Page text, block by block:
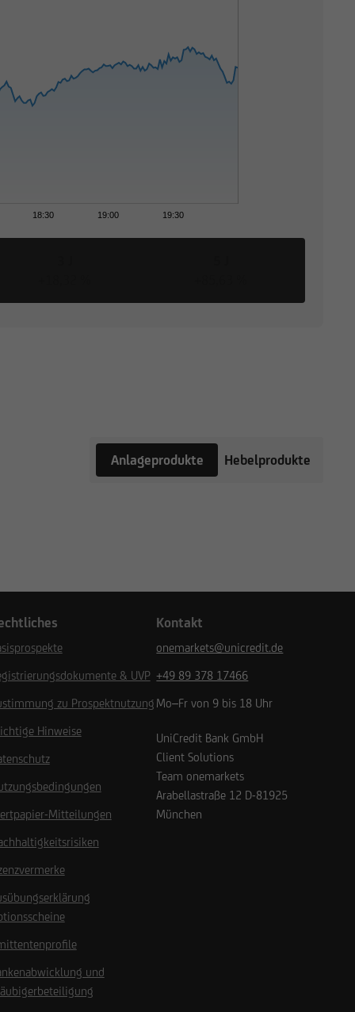
18:30 19:00 19:30
Anlageprodukte Hebelprodukte
& UVP
zu Prospektnutzung
Hinweise
Mitteilungen
und
Kontakt
onemarkets@unicredit.de
+49 89 378 17466
Mo–Fr von 9 bis 18 Uhr
UniCredit Bank GmbH
Client Solutions
Team onemarkets
Arabellastraße 12 D-81925
München